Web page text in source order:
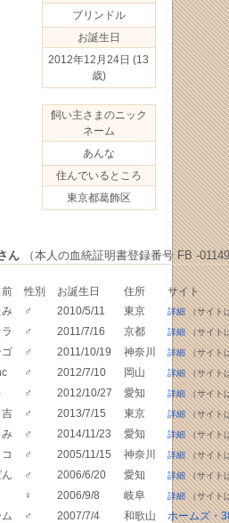
ブリンドル
お誕生日
2012年12月24日 (13
歳)
飼い主さまのニック
ネーム
あんな
住んでいるところ
東京都葛飾区
ん（本人の血統証明書登録番号 FB -
性別 お誕生日 住所
サイト
♂ 2010/5/11 東京 詳細（サイト
♂ 2011/7/16 京都 詳細（サイト
♂ 2011/10/19 神奈川 詳細（サイト
♂ 2012/7/10 岡山 詳細（サイト
♂ 2012/10/27 愛知 詳細（サイト
吉 ♂ 2013/7/15 東京 詳細（サイト
♂ 2014/11/23 愛知 詳細（サイト
♂ 2005/11/15 神奈川 詳細（サイト
♂ 2006/6/20 愛知 詳細（サイト
♀ 2006/9/8 岐阜 詳細（サイト
♂ 2007/7/4 和歌山 ホームズ・